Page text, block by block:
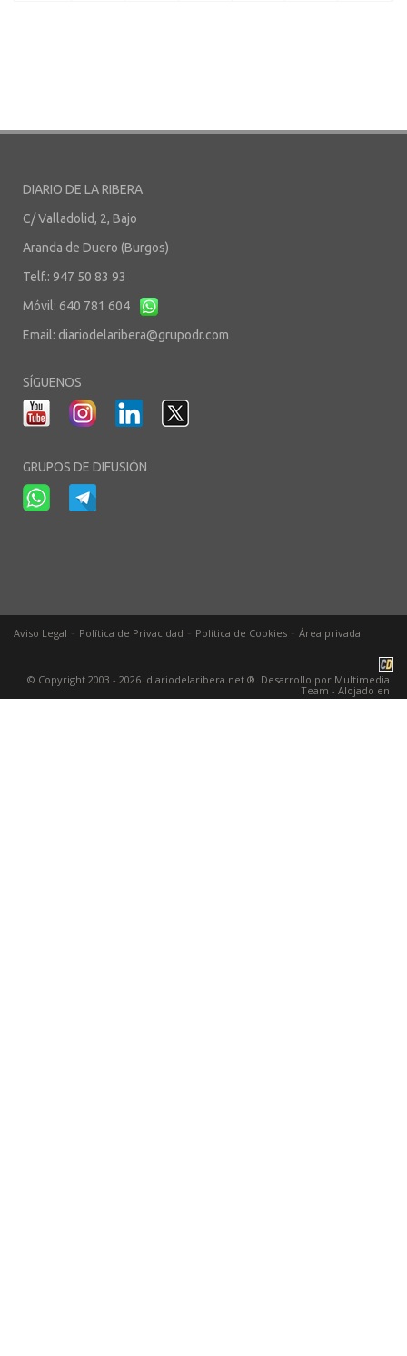
DIARIO DE LA RIBERA
C/ Valladolid, 2, Bajo
Aranda de Duero (Burgos)
Telf.: 947 50 83 93
Móvil: 640 781 604
Email: diariodelaribera@grupodr.com
SÍGUENOS
GRUPOS DE DIFUSIÓN
Aviso Legal Política de Privacidad Política de Cookies Área privada
© Copyright 2003 - 2026. diariodelaribera.net ®. Desarrollo por Multimedia
Team - Alojado en